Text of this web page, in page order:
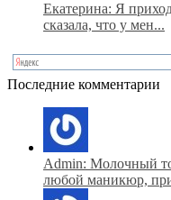
Екатерина: Я
сказала, что у мен...
Последние комментарии
Admin: Молочный
любой маникюр,